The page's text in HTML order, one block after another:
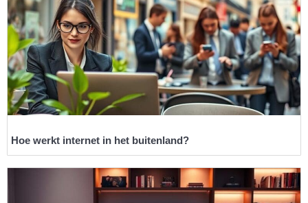
Hoe werkt internet in het buitenland?